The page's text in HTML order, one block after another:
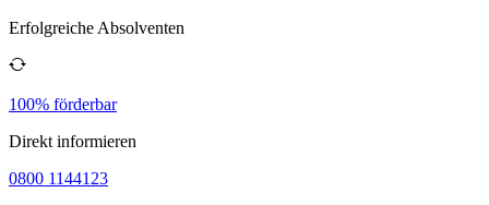
Erfolgreiche Absolventen
100% förderbar
Direkt informieren
0800 1144123